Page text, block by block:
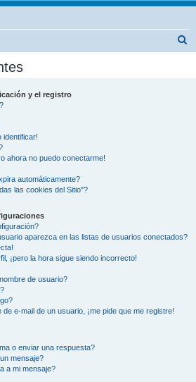
y el registro
identificar!
ahora no puedo conectarme!
automáticamente?
las cookies del Sitio"?
aparezca en las listas de usuarios conectados?
¡pero la hora sigue siendo incorrecto!
de usuario?
e-mail de un usuario, ¡me pide que me registre!
o enviar una respuesta?
mensaje?
a mi mensaje?